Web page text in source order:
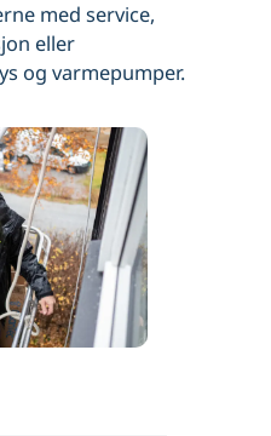
med service,
eller
og varmepumper.